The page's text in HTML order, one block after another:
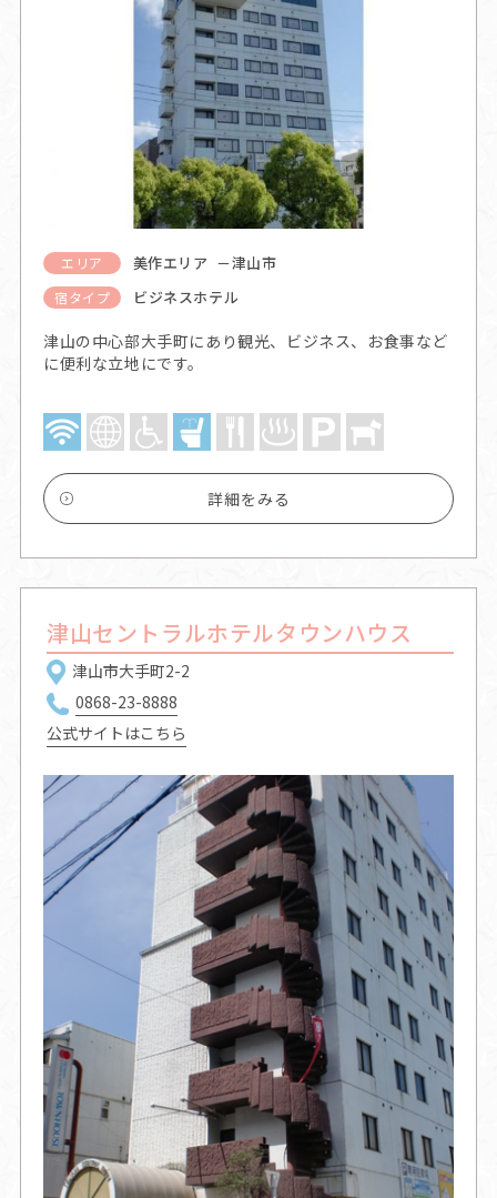
エリア 美作エリア －津山市
宿タイプ ビジネスホテル
津山の中心部大手町にあり観光、ビジネス、お食事など
に便利な立地にです。
詳細をみる
津山セントラルホテルタウンハウス
津山市大手町2-2
0868-23-8888
公式サイトはこちら